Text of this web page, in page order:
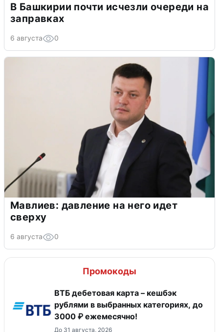
В Башкирии почти исчезли очереди на
заправках
6 августа 0
Мавлиев: давление на него идет
сверху
6 августа 0
Промокоды
ВТБ дебетовая карта – кешбэк
рублями в выбранных категориях, до
3000 ₽ ежемесячно!
До 31 августа, 2026